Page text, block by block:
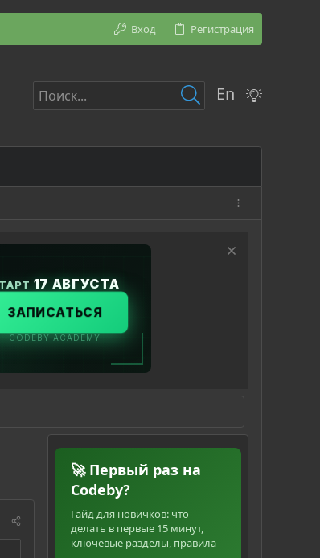
Вход Регистрация
En
🚀 Первый раз на
Codeby?
Гайд для новичков: что
делать в первые 15 минут,
ключевые разделы, правила